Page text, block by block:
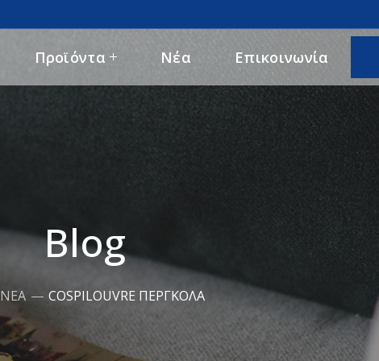
Προϊόντα Νέα Επικοινωνία
Blog
ΝΈΑ COSPILOUVRE ΠΈΡΓΚΟΛΑ